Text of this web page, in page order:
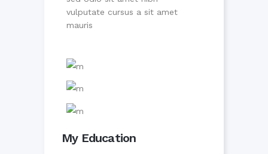
vulputate cursus a sit amet
mauris
My Education